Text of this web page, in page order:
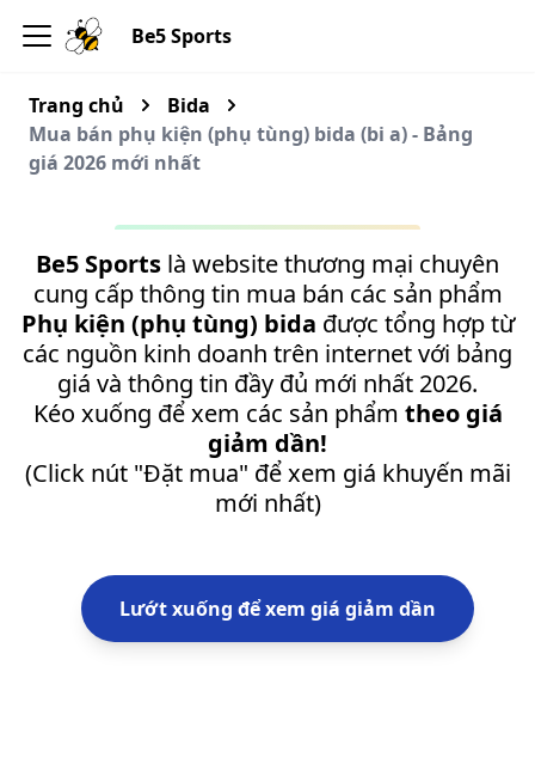
Be5 Sports
Trang chủ
Bida
Mua bán phụ kiện (phụ tùng) bida (bi a) - Bảng
giá 2026 mới nhất
Be5 Sports là website thương mại chuyên
cung cấp thông tin mua bán các sản phẩm
Phụ kiện (phụ tùng) bida được tổng hợp từ
các nguồn kinh doanh trên internet với bảng
giá và thông tin đầy đủ mới nhất 2026.
Kéo xuống để xem các sản phẩm theo giá
giảm dần!
(Click nút "Đặt mua" để xem giá khuyến mãi
mới nhất)
Lướt xuống để xem giá giảm dần